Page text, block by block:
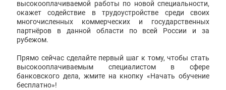
высокооплачиваемой работы по новой специальности,
окажет содействие в трудоустройстве среди своих
многочисленных коммерческих и государственных
партнёров в данной области по всей России и за
рубежом.
Прямо сейчас сделайте первый шаг к тому, чтобы стать
высокооплачиваемым специалистом в сфере
банковского дела, жмите на кнопку «Начать обучение
бесплатно»!